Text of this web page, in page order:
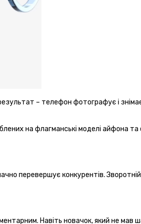
– телефон фотографує і
на флагманські моделі айфона
перевершує конкурентів.
Навіть новачок, який не мав